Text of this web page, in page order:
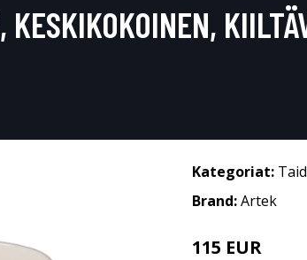
Kategoriat:
Brand:Artek
115 EUR